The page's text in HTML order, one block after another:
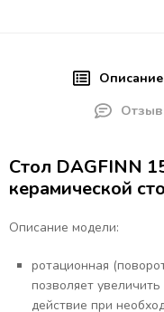
Описание
Стол DAGFINN
керамической
Описание модели:
ротационная
позволяет
действие при